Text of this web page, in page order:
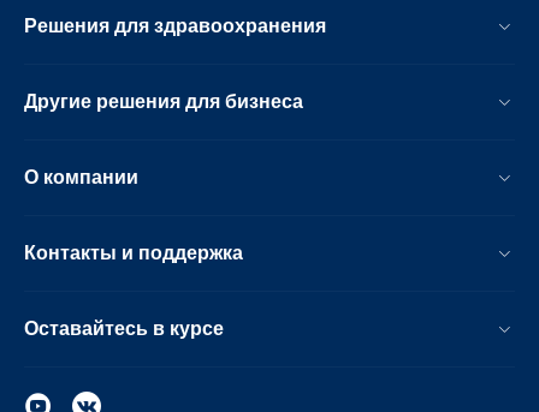
Решения для здравоохранения
Другие решения для бизнеса
О компании
Контакты и поддержка
Оставайтесь в курсе